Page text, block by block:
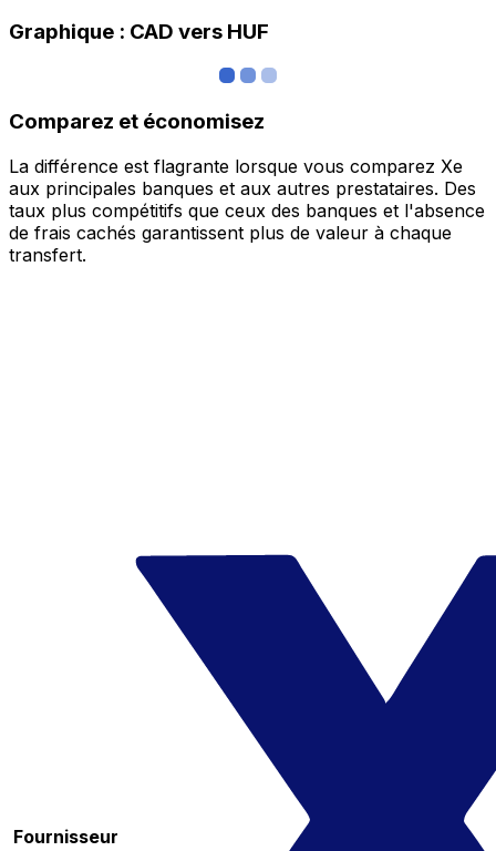
Graphique : CAD vers HUF
Comparez et économisez
La différence est flagrante lorsque vous comparez Xe
aux principales banques et aux autres prestataires. Des
taux plus compétitifs que ceux des banques et l'absence
de frais cachés garantissent plus de valeur à chaque
transfert.
Fournisseur